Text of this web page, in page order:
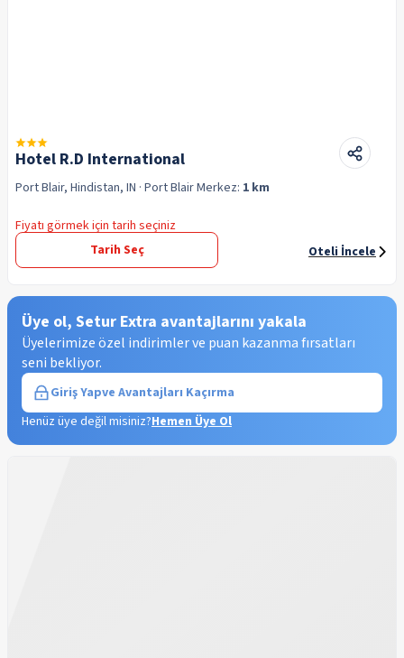
Hotel R.D International
Port Blair, Hindistan, IN · Port BlairMerkez: 1 km
Fiyatı görmek için tarih seçiniz
Tarih Seç
Oteli İncele
Üye ol, Setur Extra avantajlarını yakala
Üyelerimize özel indirimler ve puan kazanma fırsatları
seni bekliyor.
Giriş Yapve Avantajları Kaçırma
Henüz üye değil misiniz?Hemen Üye Ol